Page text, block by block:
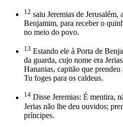
12 saiu Jeremias de Jerusalém,
Benjamim, para receber o
no meio do povo.
13 Estando ele à Porta de
da guarda, cujo nome era
Hananias, capitão que
Tu foges para os caldeus.
14 Disse Jeremias: É mentira,
Jerias não lhe deu ouvidos;
príncipes.